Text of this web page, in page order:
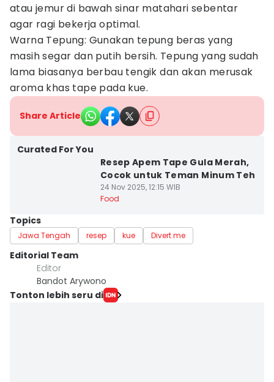
atau jemur di bawah sinar matahari sebentar
agar ragi bekerja optimal.
Warna Tepung: Gunakan tepung beras yang
masih segar dan putih bersih. Tepung yang sudah
lama biasanya berbau tengik dan akan merusak
aroma khas tape pada kue.
Share Article
Curated For You
Resep Apem Tape Gula Merah,
Cocok untuk Teman Minum Teh
24 Nov 2025, 12:15 WIB
Food
Topics
Jawa Tengah resep kue Divert me
Editorial Team
Editor
Bandot Arywono
Tonton lebih seru di